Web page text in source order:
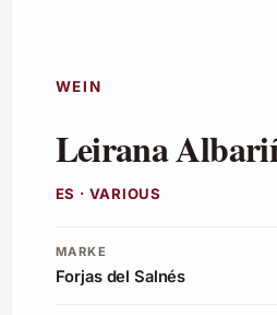
WEIN
Leirana
ES · VARIOUS
MARKE
Forjas del Salnés